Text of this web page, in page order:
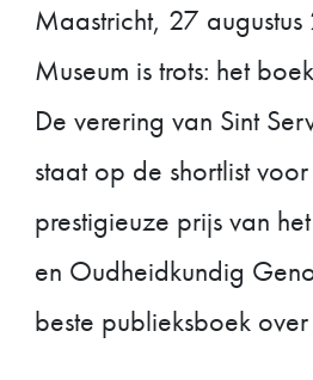
Maastricht, 27
Museum is trots: het
De verering van Sint
staat op de shortlist
prestigieuze prijs van
en Oudheidkundig
beste publieksboek